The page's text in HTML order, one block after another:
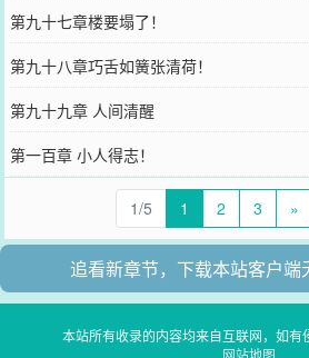
第九十七章楼要塌了！
第九十八章巧舌如簧张清荷！
第九十九章 人间清醒
第一百章 小人得志！
1/5 1 2 3 »
追看新章节，下载本站客户端
本站所有收录的内容均来自互联网，如有
网站地图